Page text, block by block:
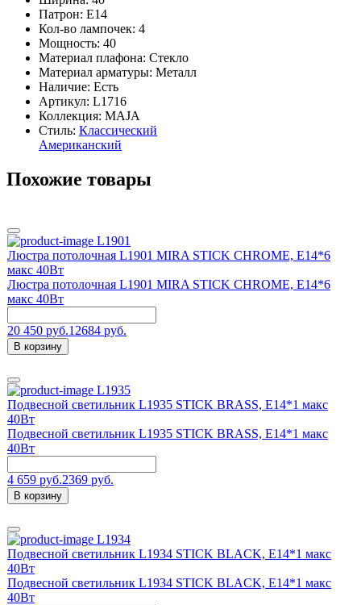
Патрон: E14
Кол-во лампочек: 4
Мощность: 40
Материал плафона: Стекло
Материал арматуры: Металл
Наличие: Есть
Артикул: L1716
Коллекция: MAJA
Стиль: Классический
Американский
Похожие товары
L1901
Люстра потолочная L1901 MIRA STICK CHROME, E14*6
макс 40Вт
Люстра потолочная L1901 MIRA STICK CHROME, E14*6
макс 40Вт
20 450 руб.12684 руб.
В корзину
L1935
Подвесной светильник L1935 STICK BRASS, Е14*1 макс
40Вт
Подвесной светильник L1935 STICK BRASS, Е14*1 макс
40Вт
4 659 руб.2369 руб.
В корзину
L1934
Подвесной светильник L1934 STICK BLACK, Е14*1 макс
40Вт
Подвесной светильник L1934 STICK BLACK, Е14*1 макс
40Вт